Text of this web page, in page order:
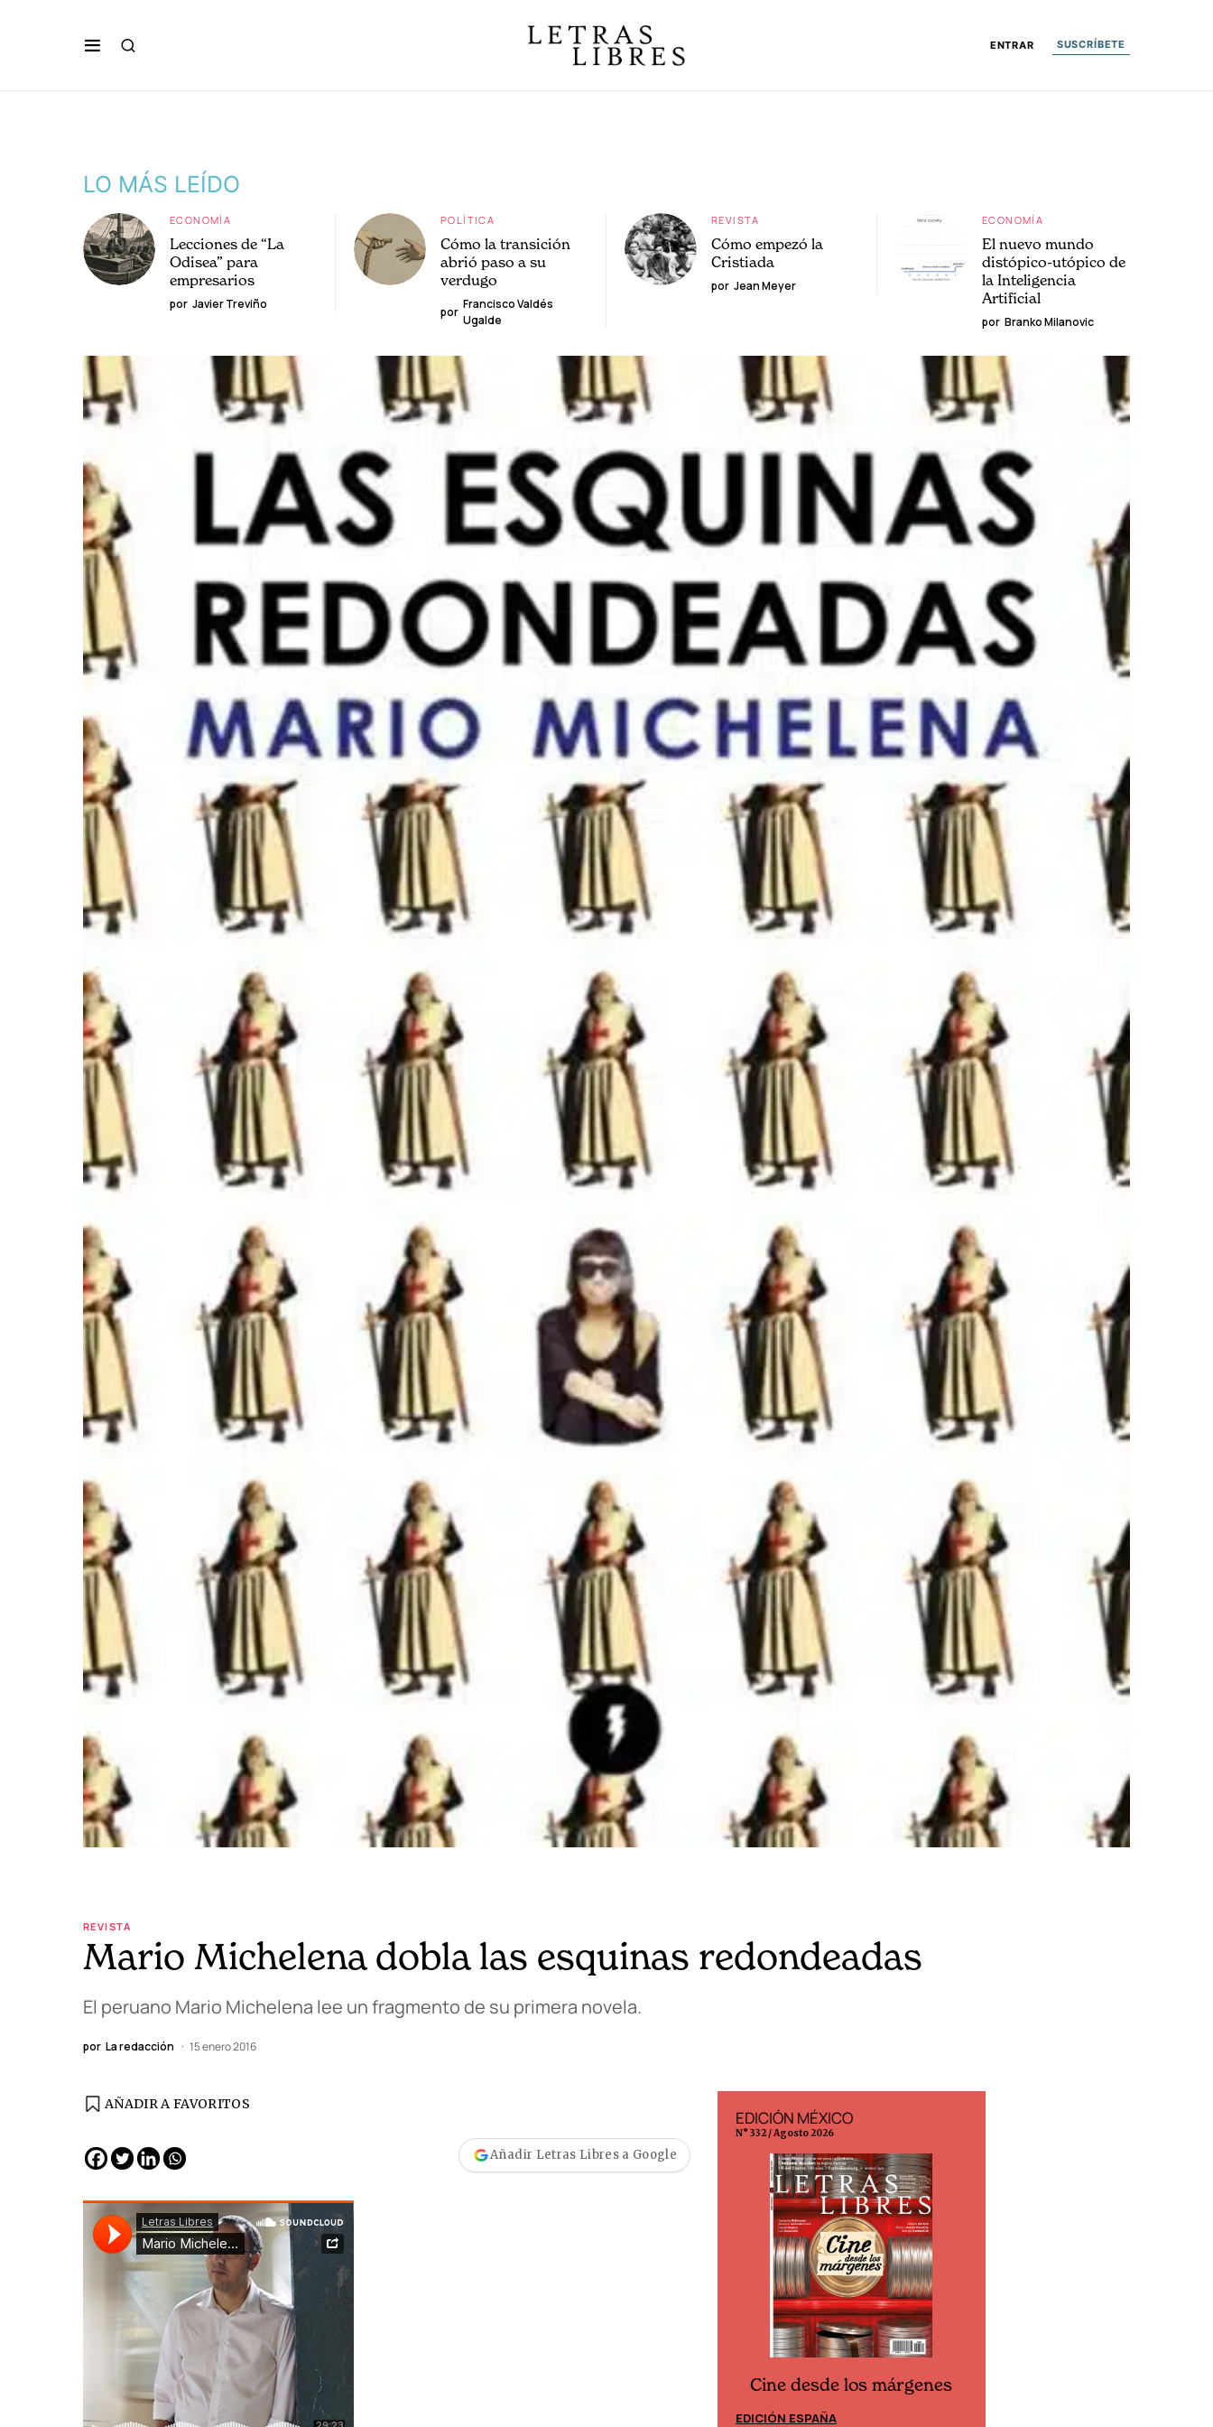
ENTRAR SUSCRÍBETE
LO MÁS LEÍDO
ECONOMÍA
Lecciones de “La
Odisea” para
empresarios
por Javier Treviño
POLÍTICA
Cómo la transición
abrió paso a su
verdugo
por
Francisco Valdés
Ugalde
REVISTA
Cómo empezó la
Cristiada
por Jean Meyer
ECONOMÍA
El nuevo mundo
distópico-utópico de
la Inteligencia
Artificial
por Branko Milanovic
REVISTA
Mario Michelena dobla las esquinas redondeadas
El peruano Mario Michelena lee un fragmento de su primera novela.
por La redacción 15 enero 2016
AÑADIR A FAVORITOS
Añadir Letras Libres a Google
EDICIÓN MÉXICO
N° 332 / Agosto 2026
Cine desde los márgenes
EDICIÓN ESPAÑA